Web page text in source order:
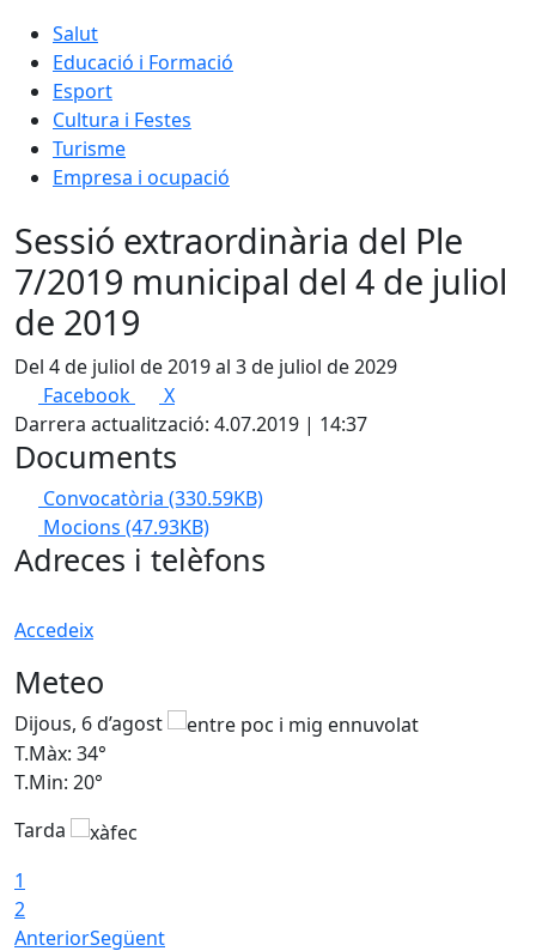
Salut
Educació i Formació
Esport
Cultura i Festes
Turisme
Empresa i ocupació
Sessió extraordinària del Ple
7/2019 municipal del 4 de juliol
de 2019
Del 4 de juliol de 2019 al 3 de juliol de 2029
Facebook
X
Darrera actualització: 4.07.2019 | 14:37
Documents
Convocatòria (330.59KB)
Mocions (47.93KB)
Adreces i telèfons
Accedeix
Meteo
Dijous, 6 d’agost
T.Màx: 34°
T.Min: 20°
Tarda
1
2
AnteriorSegüent